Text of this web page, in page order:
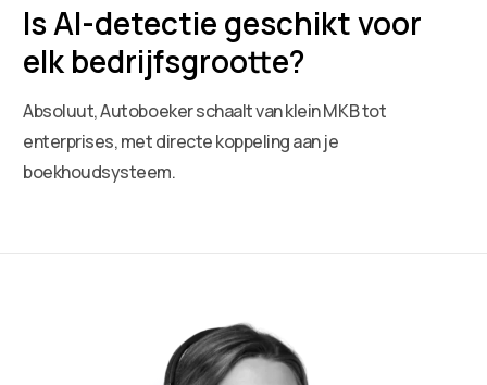
Is AI-detectie geschikt voor
elk bedrijfsgrootte?
Absoluut, Autoboeker schaalt van klein MKB tot
enterprises, met directe koppeling aan je
boekhoudsysteem.